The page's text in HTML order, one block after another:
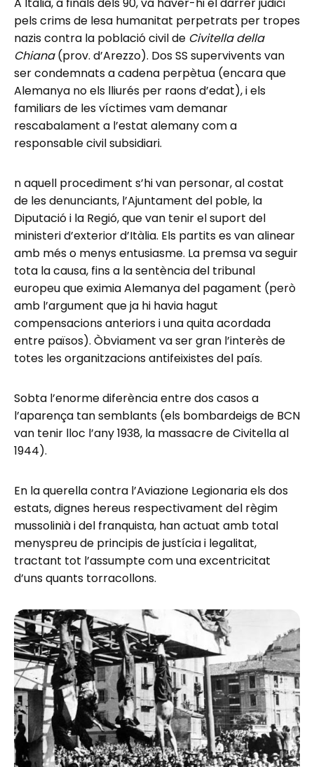
pels crims de lesa humanitat perpetrats per tropes
nazis contra la població civil de Civitella della
Chiana(prov. d’Arezzo). Dos SS supervivents van
ser condemnats a cadena perpètua (encara que
Alemanya no els lliurés per raons d’edat), i els
familiars de les víctimes vam demanar
rescabalament a l’estat alemany com a
responsable civil subsidiari.
n aquell procediment s’hi van personar, al costat
de les denunciants, l’Ajuntament del poble, la
Diputació i la Regió, que van tenir el suport del
ministeri d’exterior d’Itàlia. Els partits es van alinear
amb més o menys entusiasme. La premsa va seguir
tota la causa, fins a la sentència del tribunal
europeu que eximia Alemanya del pagament (però
amb l’argument que ja hi havia hagut
compensacions anteriors i una quita acordada
entre països). Òbviament va ser gran l’interès de
totes les organitzacions antifeixistes del país.
Sobta l’enorme diferència entre dos casos a
l’aparença tan semblants (els bombardeigs de BCN
van tenir lloc l’any 1938, la massacre de Civitella al
1944).
En la querella contra l’Aviazione Legionaria els dos
estats, dignes hereus respectivament del règim
mussolinià i del franquista, han actuat amb total
menyspreu de principis de justícia i legalitat,
tractant tot l’assumpte com una excentricitat
d’uns quants torracollons.